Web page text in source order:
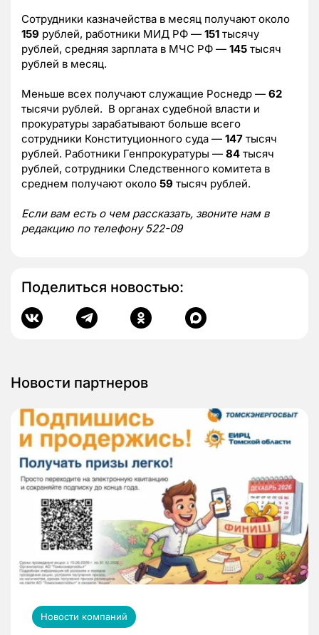
Сотрудники казначейства в месяц получают около
159 рублей, работники МИД РФ — 151 тысячу
рублей, средняя зарплата в МЧС РФ — 145 тысяч
рублей в месяц.
Меньше всех получают служащие Роснедр — 62
тысячи рублей. В органах судебной власти и
прокуратуры зарабатывают больше всего
сотрудники Конституционного суда — 147 тысяч
рублей. Работники Генпрокуратуры — 84 тысяч
рублей, сотрудники Следственного комитета в
среднем получают около 59 тысяч рублей.
Если вам есть о чем рассказать, звоните нам в
редакцию по телефону 522-09
Поделиться новостью:
Новости партнеров
Новости компаний